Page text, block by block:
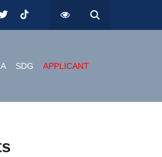
SDG APPLICANT